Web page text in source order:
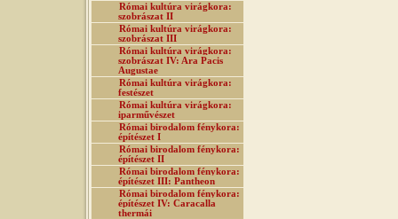
Római kultúra virágkora:
szobrászat II
Római kultúra virágkora:
szobrászat III
Római kultúra virágkora:
szobrászat IV: Ara Pacis
Augustae
Római kultúra virágkora:
festészet
Római kultúra virágkora:
iparművészet
Római birodalom fénykora:
építészet I
Római birodalom fénykora:
építészet II
Római birodalom fénykora:
építészet III: Pantheon
Római birodalom fénykora:
építészet IV: Caracalla
thermái